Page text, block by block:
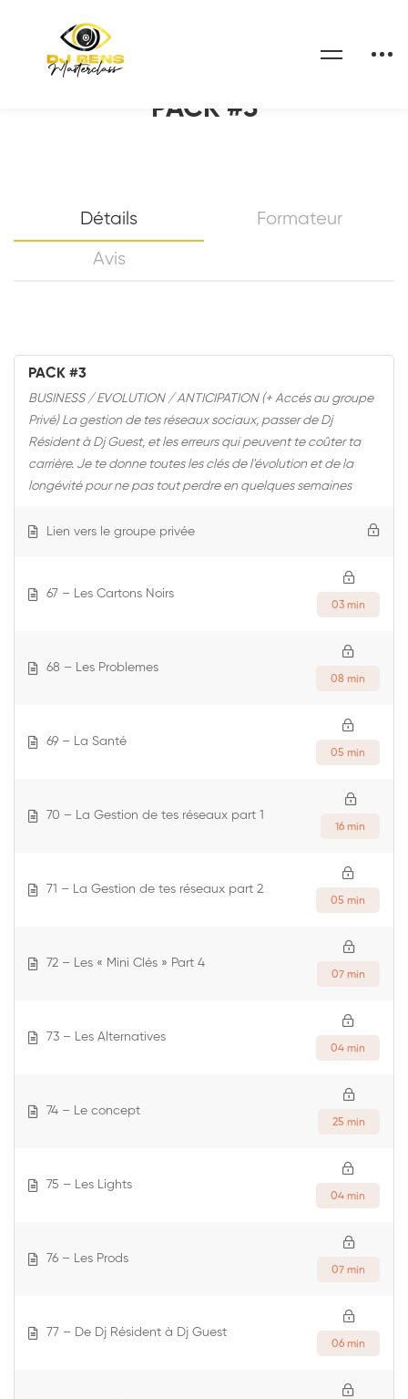
PACK #3
Cours
Détails Formateur
Avis
PACK #3
BUSINESS / EVOLUTION / ANTICIPATION (+ Accés au groupe
Privé) La gestion de tes réseaux sociaux, passer de Dj
Résident à Dj Guest, et les erreurs qui peuvent te coûter ta
carrière. Je te donne toutes les clés de l'évolution et de la
longévité pour ne pas tout perdre en quelques semaines
Lien vers le groupe privée
67 – Les Cartons Noirs
03 min
68 – Les Problemes
08 min
69 – La Santé
05 min
70 – La Gestion de tes réseaux part 1
16 min
71 – La Gestion de tes réseaux part 2
05 min
72 – Les « Mini Clés » Part 4
07 min
73 – Les Alternatives
04 min
74 – Le concept
25 min
75 – Les Lights
04 min
76 – Les Prods
07 min
77 – De Dj Résident à Dj Guest
06 min